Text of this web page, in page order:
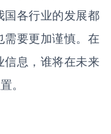
国各行业的发展都
要更加谨慎。在
信息，谁将在未来
。